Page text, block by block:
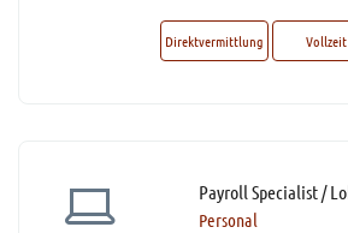
Direktvermittlung Vollzeit
Personal